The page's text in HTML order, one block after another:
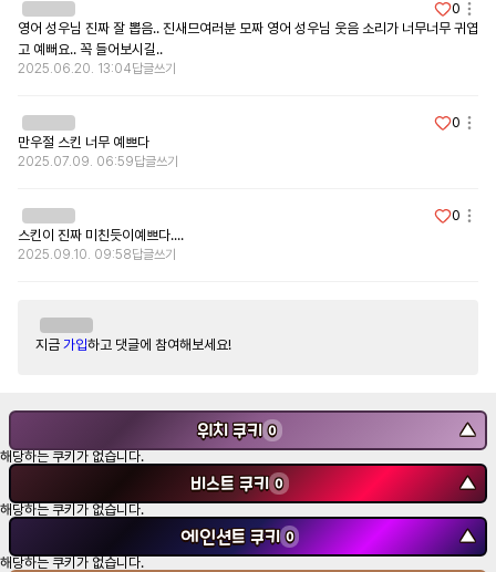
0
영어 성우님 진짜 잘 뽑음.. 진새므여러분 모짜 영어 성우님 웃음 소리가 너무너무 귀엽
고 예뻐요.. 꼭 들어보시길..
2025.06.20. 13:04답글쓰기
0
만우절 스킨 너무 예쁘다
2025.07.09. 06:59답글쓰기
0
스킨이 진짜 미친듯이예쁘다....
2025.09.10. 09:58답글쓰기
지금 가입하고 댓글에 참여해보세요!
위치 쿠키 0 ▼
해당하는 쿠키가 없습니다.
비스트 쿠키 0 ▼
해당하는 쿠키가 없습니다.
에인션트 쿠키 0 ▼
해당하는 쿠키가 없습니다.